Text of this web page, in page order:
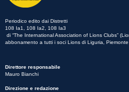
Periodico edito dai Distretti
108 Ia1, 108 Ia2, 108 Ia3
di “The International Association of Lions Clubs”
abbonamento a tutti i soci Lions di Liguria, Piemonte
Direttore responsabile
Mauro Bianchi
Direzione e redazione